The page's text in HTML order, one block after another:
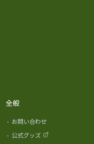
全般
- お問い合わせ
- 公式グッズ